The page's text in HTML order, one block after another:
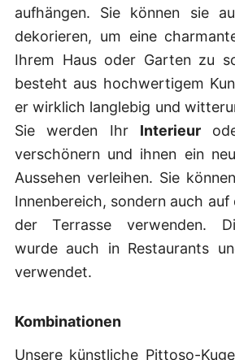
aufhängen. Sie können sie
dekorieren, um eine
Ihrem Haus oder Garten zu
besteht aus hochwertigem
er wirklich langlebig und
Sie werden Ihr Interieur
verschönern und ihnen ein
Aussehen verleihen. Sie
Innenbereich, sondern auch
der Terrasse verwenden.
wurde auch in Restaurants
verwendet.
Kombinationen
Unsere künstliche Pittoso-